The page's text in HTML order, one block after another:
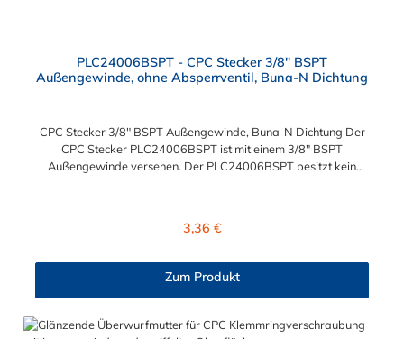
PLC24006BSPT - CPC Stecker 3/8" BSPT
Außengewinde, ohne Absperrventil, Buna-N Dichtung
CPC Stecker 3/8" BSPT Außengewinde, Buna-N Dichtung Der
CPC Stecker PLC24006BSPT ist mit einem 3/8" BSPT
Außengewinde versehen. Der PLC24006BSPT besitzt kein
diesen Stecker mit allen Kupplungen der PLC-, PLC12- und LC-
Regulärer Preis:
3,36 €
Zum Produkt